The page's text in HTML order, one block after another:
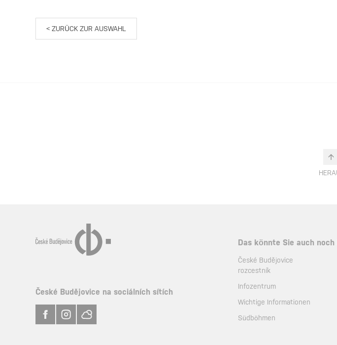
< ZURÜCK ZUR AUSWAHL
České Budějovice na sociálních sítích
Das könnte Sie auch
České Budějovice
rozcestník
Infozentrum
Wichtige Informationen
Südböhmen